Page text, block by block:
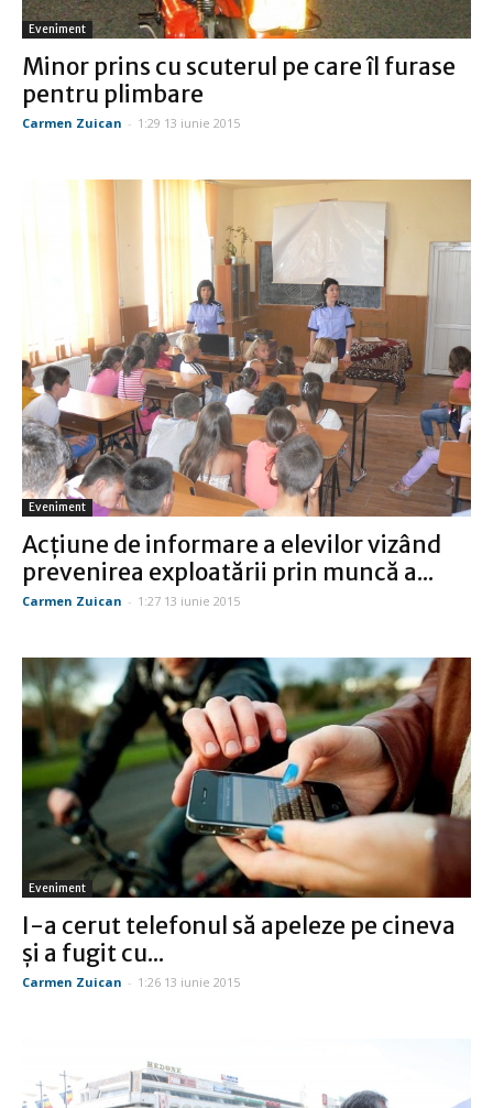
Eveniment
Minor prins cu scuterul pe care îl furase
pentru plimbare
Carmen Zuican - 1:29 13 iunie 2015
Eveniment
Acţiune de informare a elevilor vizând
prevenirea exploatării prin muncă a...
Carmen Zuican - 1:27 13 iunie 2015
Eveniment
I-a cerut telefonul să apeleze pe cineva
şi a fugit cu...
Carmen Zuican - 1:26 13 iunie 2015